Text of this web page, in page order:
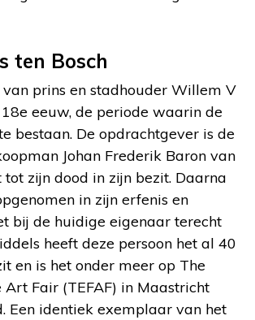
ten Bosch
prins en stadhouder Willem V
eeuw, de periode waarin de
bestaan. De opdrachtgever is de
Johan Frederik Baron van
tot zijn dood in zijn bezit. Daarna
in zijn erfenis en
bij de huidige eigenaar terecht
heeft deze persoon het al 40
en is het onder meer op The
Art Fair (TEFAF) in Maastricht
Een identiek exemplaar van het